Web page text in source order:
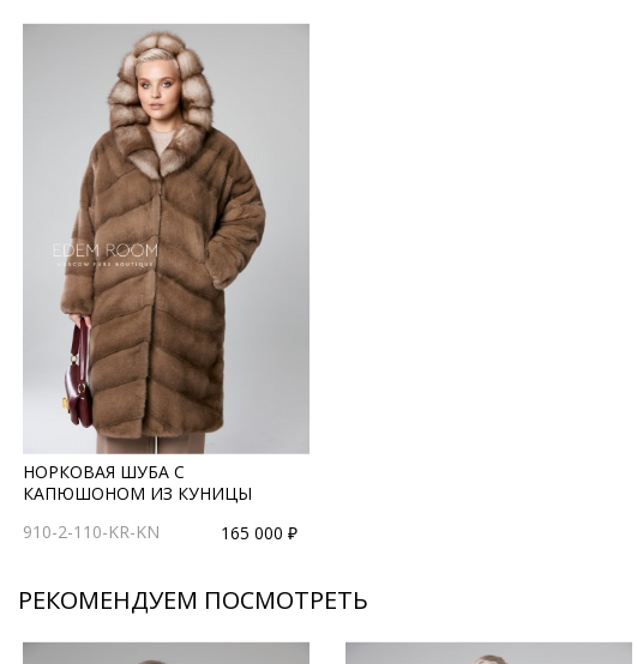
НОРКОВАЯ ШУБА С
КАПЮШОНОМ ИЗ КУНИЦЫ
910-2-110-KR-KN
165 000 ₽
РЕКОМЕНДУЕМ ПОСМОТРЕТЬ